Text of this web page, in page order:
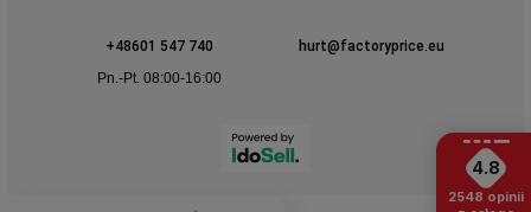
+48601 547 740
hurt@factoryprice.eu
Pn.-Pt. 08:00-16:00
4.8
2548 opinii